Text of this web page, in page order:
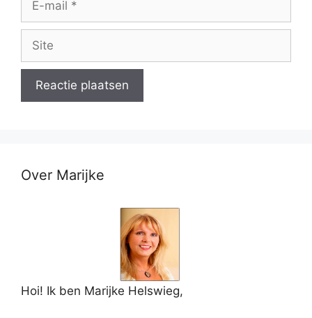
Site
Over Marijke
Hoi! Ik ben Marijke Helswieg,